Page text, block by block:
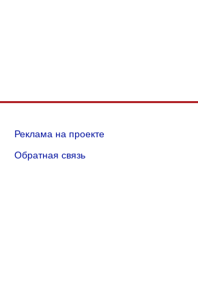
Реклама на проекте
Обратная связь